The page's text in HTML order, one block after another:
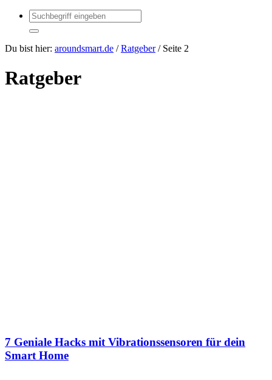
Du bist hier: aroundsmart.de /Ratgeber/ Seite 2
Ratgeber
7 Geniale Hacks mit Vibrationssensoren für dein
Smart Home